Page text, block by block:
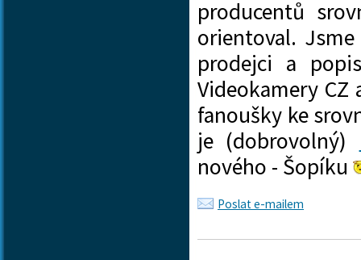
producentů
orientoval.
prodejci a
Videokamery
fanoušky ke
je (dobrovolný)
nového - Šopíku
Poslat e-mailem